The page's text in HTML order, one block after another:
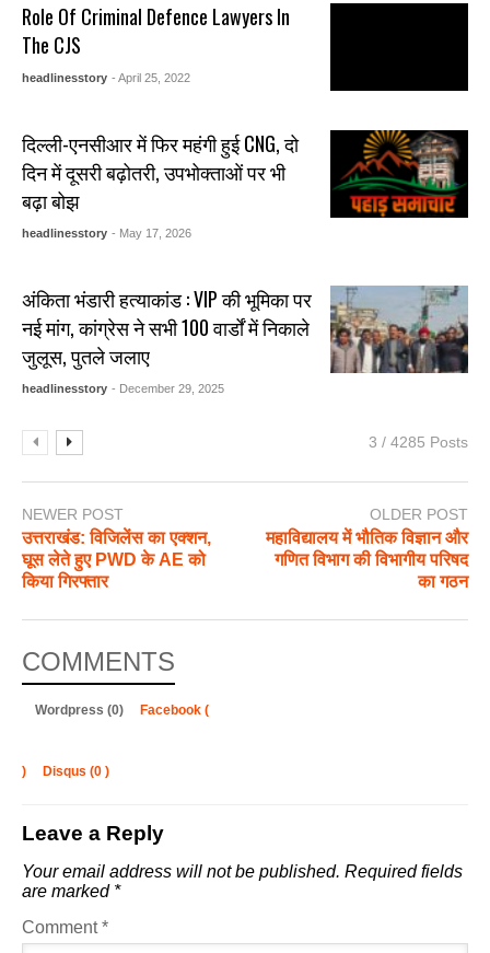
Role Of Criminal Defence Lawyers In
The CJS
headlinesstory - April 25, 2022
दिल्ली-एनसीआर में फिर महंगी हुई CNG, दो
दिन में दूसरी बढ़ोतरी, उपभोक्ताओं पर भी
बढ़ा बोझ
headlinesstory - May 17, 2026
अंकिता भंडारी हत्याकांड : VIP की भूमिका पर
नई मांग, कांग्रेस ने सभी 100 वार्डों में निकाले
जुलूस, पुतले जलाए
headlinesstory - December 29, 2025
3 / 4285 Posts
NEWER POST
उत्तराखंड: विजिलेंस का एक्शन,
घूस लेते हुए PWD के AE को
किया गिरफ्तार
OLDER POST
महाविद्यालय में भौतिक विज्ञान और
गणित विभाग की विभागीय परिषद
का गठन
COMMENTS
Wordpress (0) Facebook (
) Disqus (0 )
Leave a Reply
Your email address will not be published. Required fields
are marked *
Comment*